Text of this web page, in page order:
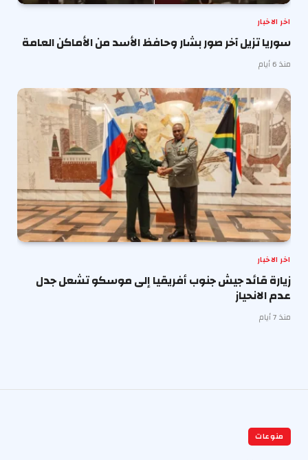
اخر الاخبار
سوريا تزيل آخر صور بشار وحافظ الأسد من الأماكن العامة
منذ 6 أيام
اخر الاخبار
زيارة قائد جيش جنوب أفريقيا إلى موسكو تشعل جدل
عدم الانحياز
منذ 7 أيام
منوعات